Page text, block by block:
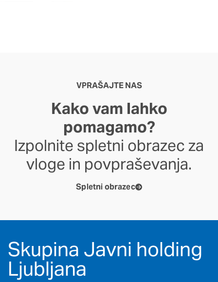
VPRAŠAJTE NAS
Kako vam lahko
pomagamo?
Izpolnite spletni obrazec za
vloge in povpraševanja.
Spletni obrazec
Skupina Javni holding
Ljubljana